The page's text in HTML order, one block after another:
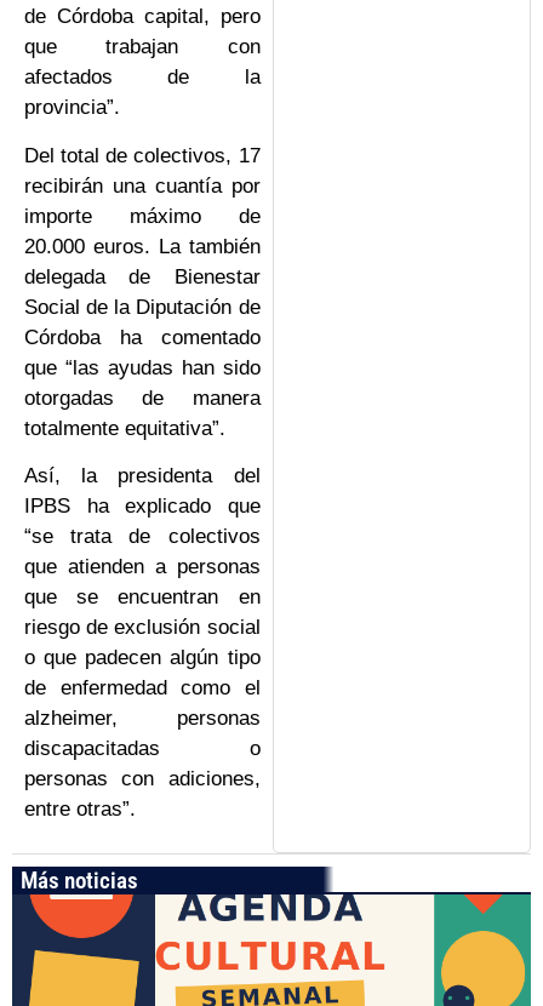
de Córdoba capital, pero
que trabajan con
afectados de la
provincia”.
Del total de colectivos, 17
recibirán una cuantía por
importe máximo de
20.000 euros. La también
delegada de Bienestar
Social de la Diputación de
Córdoba ha comentado
que “las ayudas han sido
otorgadas de manera
totalmente equitativa”.
Así, la presidenta del
IPBS ha explicado que
“se trata de colectivos
que atienden a personas
que se encuentran en
riesgo de exclusión social
o que padecen algún tipo
de enfermedad como el
alzheimer, personas
discapacitadas o
personas con adiciones,
entre otras”.
Más noticias